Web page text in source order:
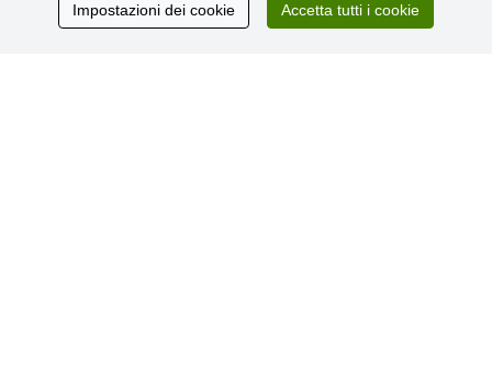
Recensioni
Impostazioni dei cookie Accetta tutti i cookie